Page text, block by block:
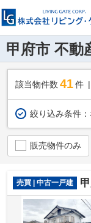
甲府市 不動
該当物件数 41件
絞り込み条件：
販売物件のみ
売買 | 中古一戸建 甲